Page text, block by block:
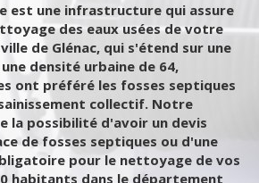
est une infrastructure qui assure
des eaux usées de votre
de Glénac, qui s'étend sur une
densité urbaine de 64,
ont préféré les fosses septiques
collectif. Notre
la possibilité d'avoir un devis
de fosses septiques ou d'une
pour le nettoyage de vos
habitants dans le département